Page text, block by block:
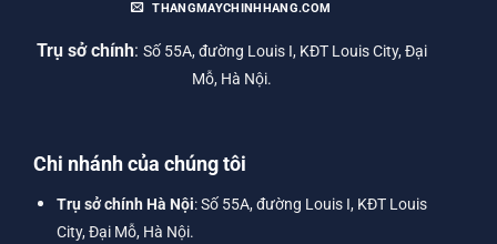
THANGMAYCHINHHANG.COM
Trụ sở chính: Số 55A, đường Louis I, KĐT Louis City, Đại
Mỗ, Hà Nội.
Chi nhánh của chúng tôi
Trụ sở chính Hà Nội: Số 55A, đường Louis I, KĐT Louis
City, Đại Mỗ, Hà Nội.